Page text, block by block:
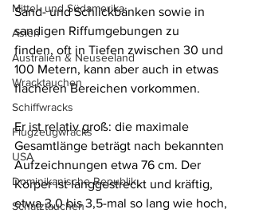
Mittel- und Südamerika
Asien
Australien & Neuseeland
Wracktauchen
Schiffwracks
Flugzeugwracks
USA
Dominikanische Republik
Schatztauchen
Sand- und Schlickbänken sowie in
sandigen Riffumgebungen zu
finden, oft in Tiefen zwischen 30 und
100 Metern, kann aber auch in etwas
flacheren Bereichen vorkommen.
Er ist relativ groß: die maximale
Gesamtlänge beträgt nach bekannten
Aufzeichnungen etwa 76 cm. Der
Körper ist langgestreckt und kräftig,
etwa 3,0 bis 3,5-mal so lang wie hoch,